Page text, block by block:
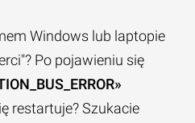
Windows lub laptopie
Po pojawieniu się
restartuje? Szukacie